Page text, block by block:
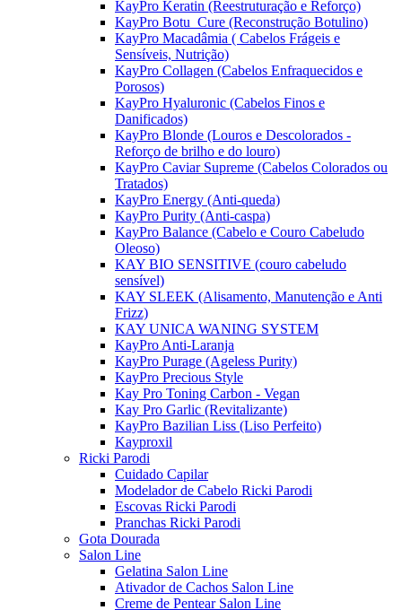
KayPro Keratin (Reestruturação e Reforço)
KayPro Botu_Cure (Reconstrução Botulino)
KayPro Macadâmia ( Cabelos Frágeis e
Sensíveis, Nutrição)
KayPro Collagen (Cabelos Enfraquecidos e
Porosos)
KayPro Hyaluronic (Cabelos Finos e
Danificados)
KayPro Blonde (Louros e Descolorados -
Reforço de brilho e do louro)
KayPro Caviar Supreme (Cabelos Colorados ou
Tratados)
KayPro Energy (Anti-queda)
KayPro Purity (Anti-caspa)
KayPro Balance (Cabelo e Couro Cabeludo
Oleoso)
KAY BIO SENSITIVE (couro cabeludo
sensível)
KAY SLEEK (Alisamento, Manutenção e Anti
Frizz)
KAY UNICA WANING SYSTEM
KayPro Anti-Laranja
KayPro Purage (Ageless Purity)
KayPro Precious Style
Kay Pro Toning Carbon - Vegan
Kay Pro Garlic (Revitalizante)
KayPro Bazilian Liss (Liso Perfeito)
Kayproxil
Ricki Parodi
Cuidado Capilar
Modelador de Cabelo Ricki Parodi
Escovas Ricki Parodi
Pranchas Ricki Parodi
Gota Dourada
Salon Line
Gelatina Salon Line
Ativador de Cachos Salon Line
Creme de Pentear Salon Line